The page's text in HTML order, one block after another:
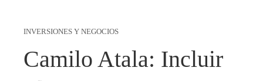
INVERSIONES Y NEGOCIOS
Camilo Atala: Incluir